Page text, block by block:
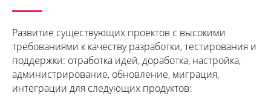
Развитие существующих проектов с высокими
требованиями к качеству разработки, тестирования и
поддержки: отработка идей, доработка, настройка,
администрирование, обновление, миграция,
интеграции для следующих продуктов: